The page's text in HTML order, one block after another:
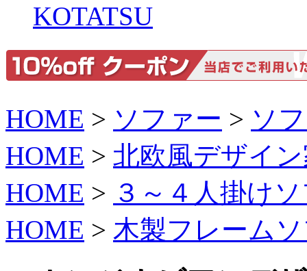
KOTATSU
HOME > ソファー > ソ
HOME > 北欧風デザイ
HOME > ３～４人掛け
HOME > 木製フレーム